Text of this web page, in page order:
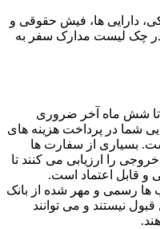
دارایی ها، فیش حقوقی و
در چک لیست مدارک سفر به
تا شش ماه آخر ضروری
شما در پرداخت هزینه های
بسیاری از سفارت ها
را ارزیابی می کنند تا
و قابل اعتماد است.
رسمی و مهر شده از بانک
نیستند و می توانند